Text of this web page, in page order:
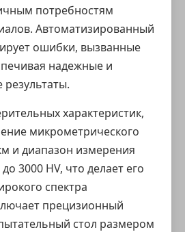
потребностям
Автоматизированный
ошибки, вызванные
надежные и
характеристик,
микрометрического
и диапазон измерения
3000 HV, что делает его
спектра
прецизионный
стол размером